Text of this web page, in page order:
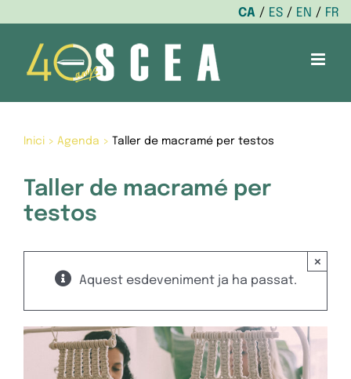
CA ES EN
FR
content
Inici> Agenda > Taller de macramé per testos
Taller de macramé per
testos
Aquest esdeveniment ja ha passat.
×